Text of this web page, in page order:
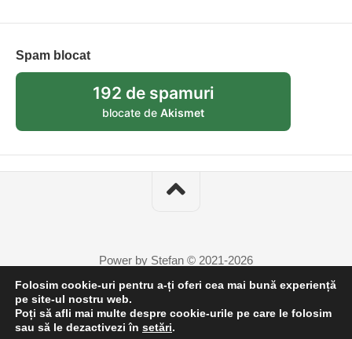
Spam blocat
192 de spamuri
blocate de Akismet
Power by Stefan © 2021-2026
Folosim cookie-uri pentru a-ți oferi cea mai bună experiență
pe site-ul nostru web.
Poți să afli mai multe despre cookie-urile pe care le folosim
sau să le dezactivezi în setări.
2